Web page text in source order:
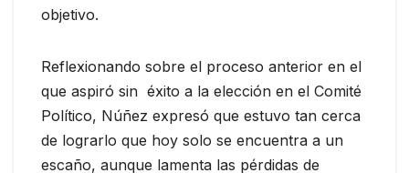
objetivo.
Reflexionando sobre el proceso anterior en el
que aspiró sin éxito a la elección en el Comité
Político, Núñez expresó que estuvo tan cerca
de lograrlo que hoy solo se encuentra a un
escaño, aunque lamenta las pérdidas de